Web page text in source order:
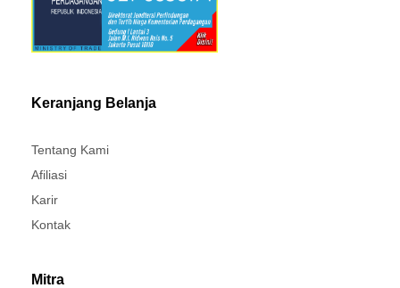
Keranjang Belanja
Tentang Kami
Afiliasi
Karir
Kontak
Mitra